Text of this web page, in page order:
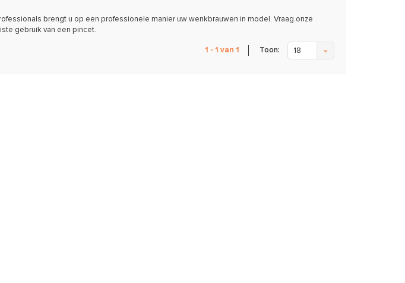
brengt u op een professionele manier uw wenkbrauwen in model. Vraag onze
gebruik van een pincet.
1 - 1 van 1 Toon: 18